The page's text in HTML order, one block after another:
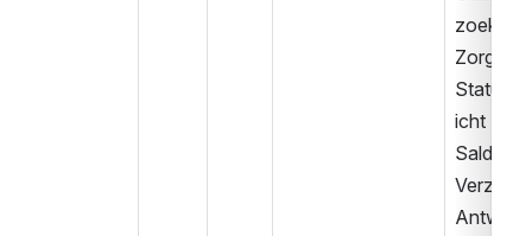
zoek
Zorg
icht
Saldo
Verzoek
Antwoor